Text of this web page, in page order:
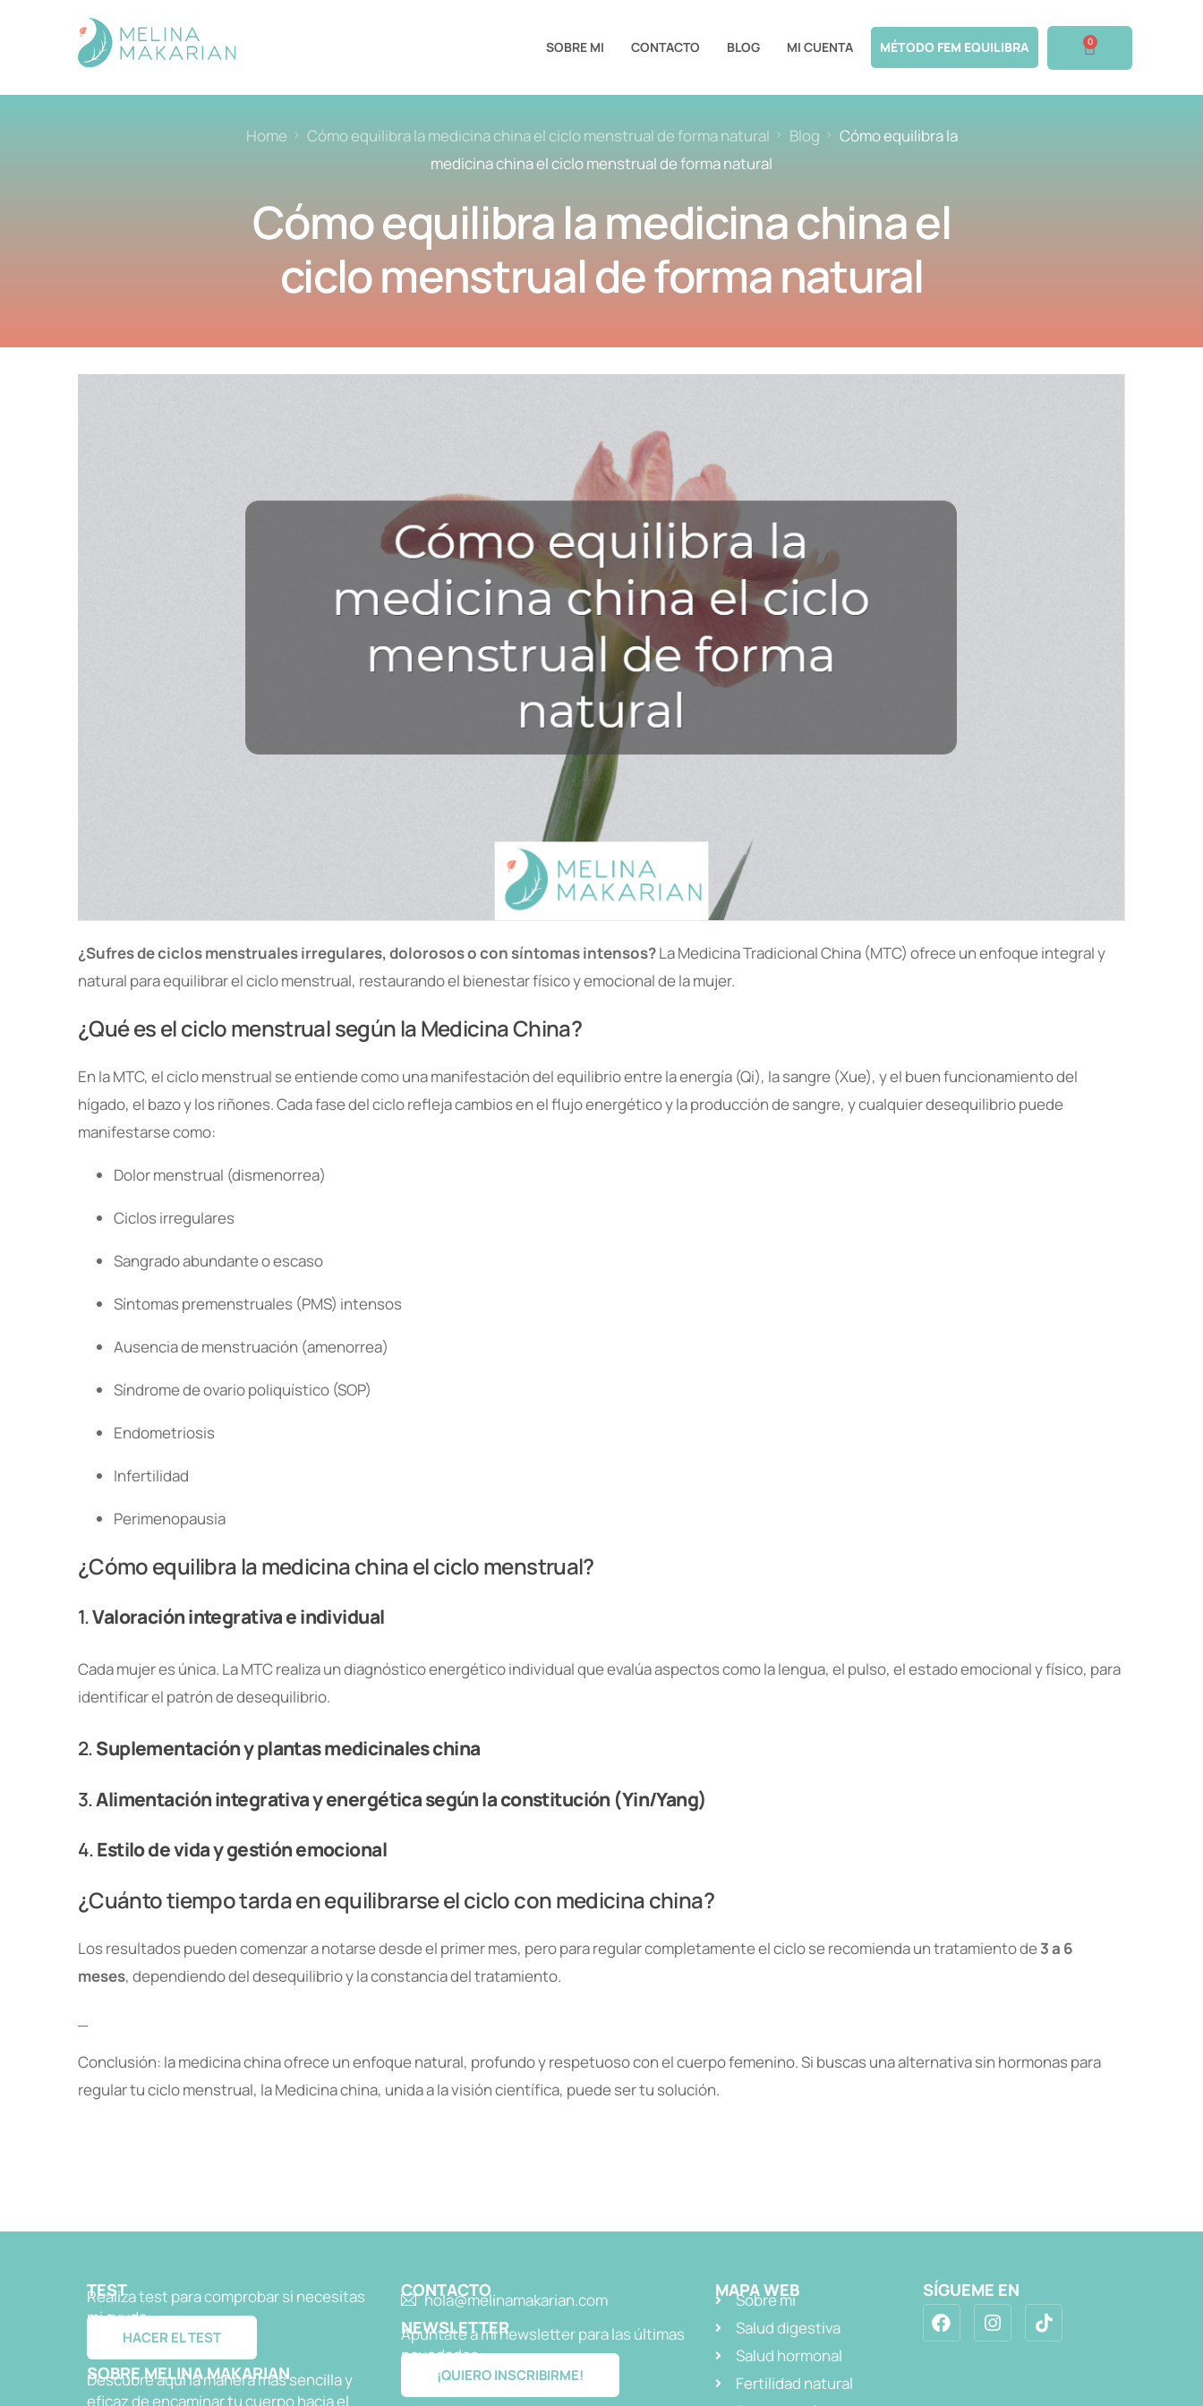
SOBRE MI CONTACTO BLOG MI CUENTA MÉTODO FEM EQUILIBRA 0
Home Cómo equilibra la medicina china el ciclo menstrual de forma natural Blog
Cómo equilibra la
medicina china el ciclo menstrual de forma natural
Cómo equilibra la medicina china el
ciclo menstrual de forma natural
¿Sufres de ciclos menstruales irregulares, dolorosos o con síntomas intensos?La Medicina Tradicional China (MTC) ofrece un enfoque integral y
natural para equilibrar el ciclo menstrual, restaurando el bienestar físico y emocional de la mujer.
¿Qué es el ciclo menstrual según la Medicina China?
En la MTC, el ciclo menstrual se entiende como una manifestación del equilibrio entre la energía (Qi), la sangre (Xue), y el buen funcionamiento del
hígado, el bazo y los riñones. Cada fase del ciclo refleja cambios en el flujo energético y la producción de sangre, y cualquier desequilibrio puede
manifestarse como:
Dolor menstrual (dismenorrea)
Ciclos irregulares
Sangrado abundante o escaso
Síntomas premenstruales (PMS) intensos
Ausencia de menstruación (amenorrea)
Síndrome de ovario poliquístico (SOP)
Endometriosis
Infertilidad
Perimenopausia
¿Cómo equilibra la medicina china el ciclo menstrual?
1.Valoración integrativa e individual
Cada mujer es única. La MTC realiza un diagnóstico energético individual que evalúa aspectos como la lengua, el pulso, el estado emocional y físico, para
identificar el patrón de desequilibrio.
2.Suplementación y plantas medicinales china
3.Alimentación integrativa y energética según la constitución (Yin/Yang)
4.Estilo de vida y gestión emocional
¿Cuánto tiempo tarda en equilibrarse el ciclo con medicina china?
Los resultados pueden comenzar a notarse desde el primer mes, pero para regular completamente el ciclo se recomienda un tratamiento de3 a 6
meses, dependiendo del desequilibrio y la constancia del tratamiento.
Conclusión: la medicina china ofrece un enfoque natural, profundo y respetuoso con el cuerpo femenino. Si buscas una alternativa sin hormonas para
regular tu ciclo menstrual, la Medicina china, unida a la visión científica, puede ser tu solución.
TEST
Realiza test para comprobar si necesitas
mi ayuda
HACER EL TEST
SOBRE MELINA MAKARIAN
Descubre aquí la manera más sencilla y
eficaz de encaminar tu cuerpo hacia el
CONTACTO
hola@melinamakarian.com
NEWSLETTER
Apúntate a mi newsletter para las últimas
novedades
¡QUIERO INSCRIBIRME!
MAPA WEB
Sobre mi
Salud digestiva
Salud hormonal
Fertilidad natural
SÍGUEME EN